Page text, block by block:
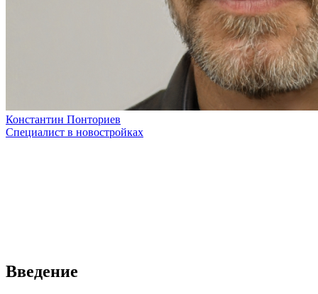
Константин Понториев
Специалист в новостройках
Введение